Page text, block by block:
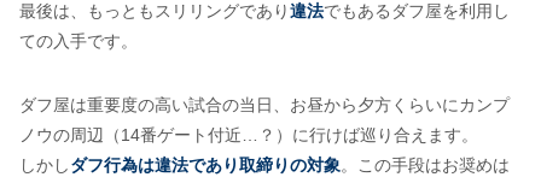
最後は、もっともスリリングであり違法でもあるダフ屋を利用し
ての入手です。
ダフ屋は重要度の高い試合の当日、お昼から夕方くらいにカンプ
ノウの周辺（14番ゲート付近…？）に行けば巡り合えます。
しかしダフ行為は違法であり取締りの対象。この手段はお奨めは